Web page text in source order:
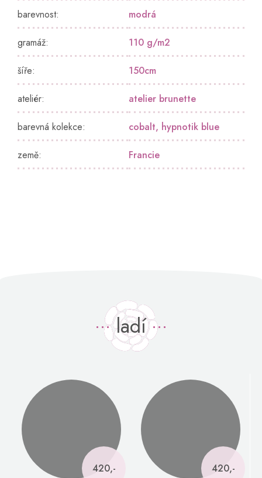
barevnost: modrá
gramáž: 110 g/m2
šíře: 150cm
ateliér: atelier brunette
barevná kolekce: cobalt, hypnotik blue
země: Francie
ladí
420,- 420,-